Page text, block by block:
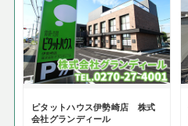
ピタットハウス伊勢崎店 株式
会社グランディール